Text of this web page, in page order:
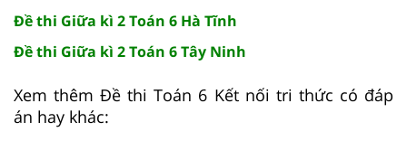
Đề thi Giữa kì 2 Toán 6 Hà Tĩnh
Đề thi Giữa kì 2 Toán 6 Tây Ninh
Xem thêm Đề thi Toán 6 Kết nối tri thức có đáp
án hay khác: